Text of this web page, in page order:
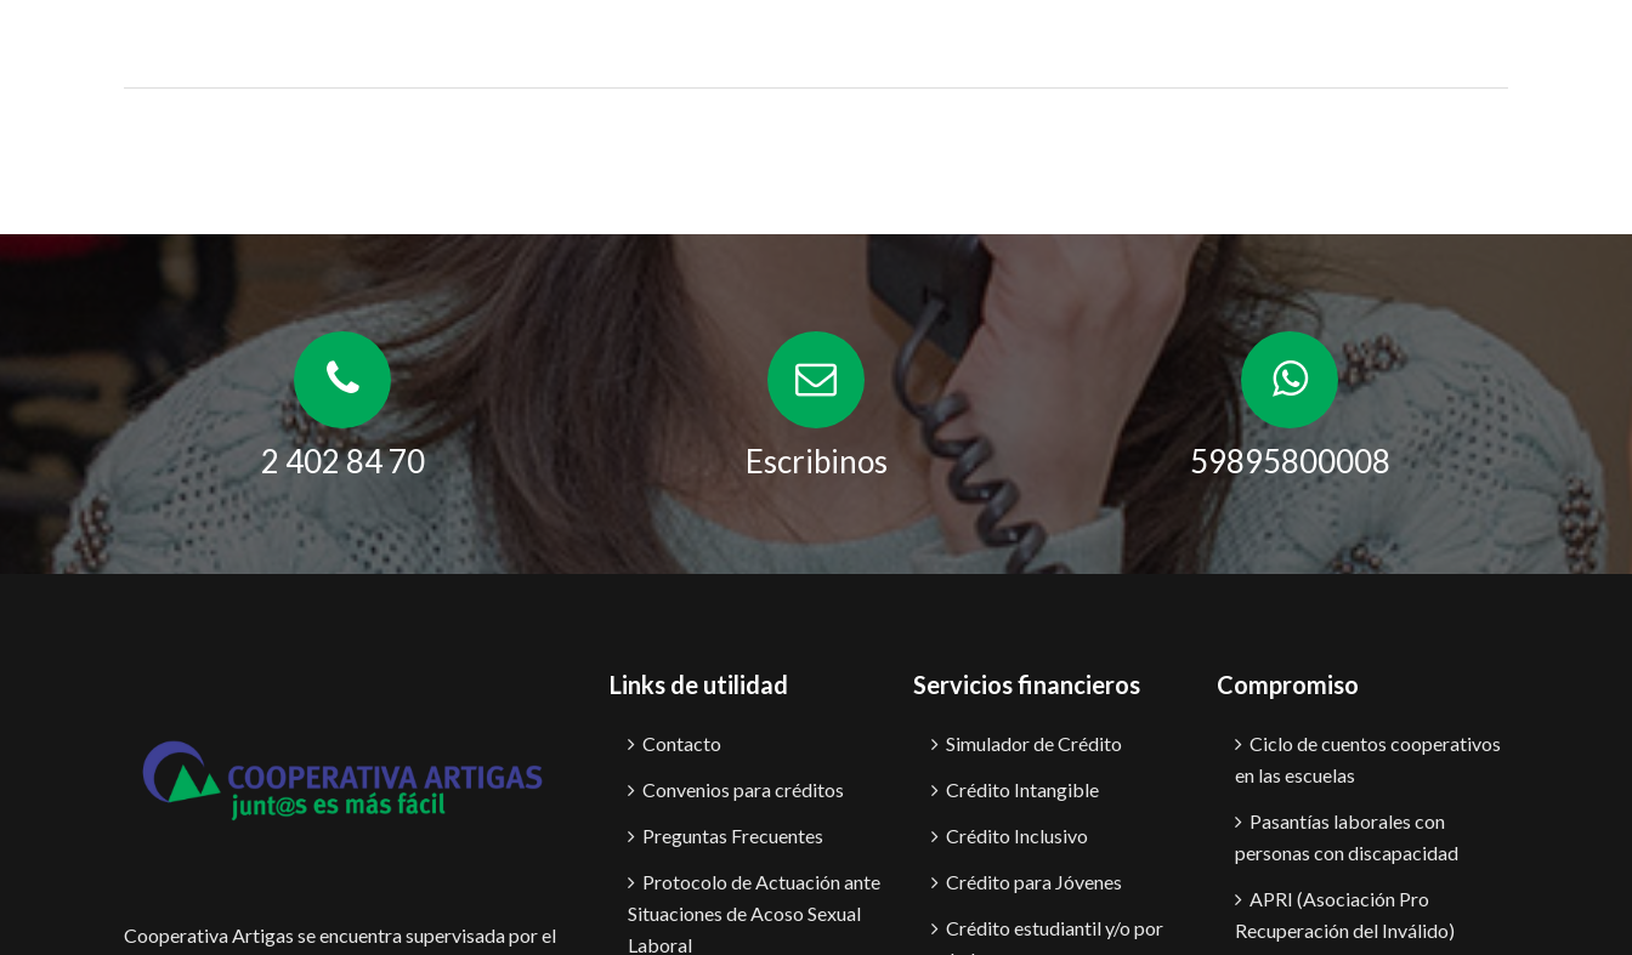
2 402 84 70 Escribinos 59895800008
Cooperativa Artigas se encuentra supervisada por el
Links de utilidad
Contacto
Convenios para créditos
Preguntas Frecuentes
Protocolo de Actuación ante
Situaciones de Acoso Sexual
Laboral
Servicios financieros
Simulador de Crédito
Crédito Intangible
Crédito Inclusivo
Crédito para Jóvenes
Crédito estudiantil y/o por
Compromiso
Ciclo de cuentos cooperativos
en las escuelas
Pasantías laborales con
personas con discapacidad
APRI (Asociación Pro
Recuperación del Inválido)